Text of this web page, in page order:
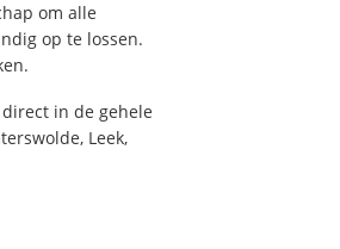
om alle
op te lossen.
in de gehele
Leek,